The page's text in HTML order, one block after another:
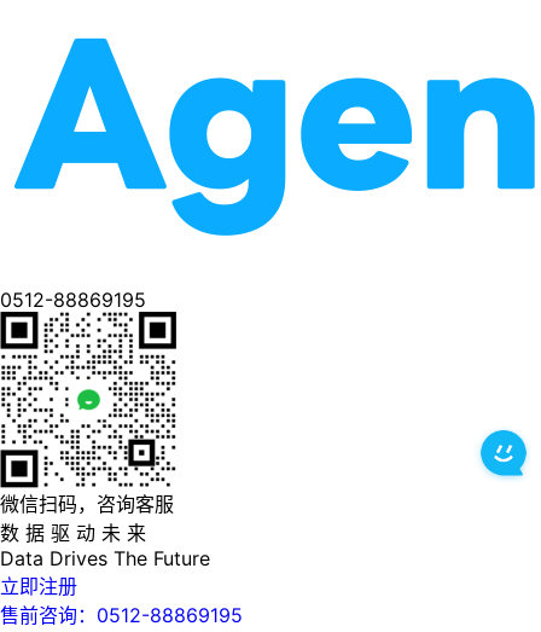
0512-88869195
微信扫码，咨询客服
数 据 驱 动 未 来
Data Drives The Future
立即注册
售前咨询：0512-88869195